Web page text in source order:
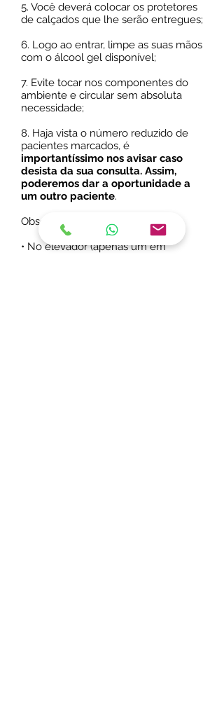
5. Você deverá colocar os protetores
de calçados que lhe serão entregues;
6. Logo ao entrar, limpe as suas mãos
com o álcool gel disponível;
7. Evite tocar nos componentes do
ambiente e circular sem absoluta
necessidade;
8. Haja vista o número reduzido de
pacientes marcados, é
importantíssimo nos avisar caso
desista da sua consulta. Assim,
poderemos dar a oportunidade a
um outro paciente.
Observações importantes:
• No elevador (apenas um em